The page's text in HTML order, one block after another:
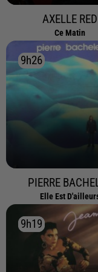
AXELLE RED
Ce Matin
9h26
9h26
PIERRE
Elle Est
9h19
9h19